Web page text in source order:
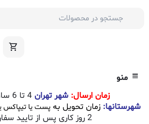
منو
زمان ارسال:شهر تهران 4 تا 6 ساعت کاری
شهرستانها: زمان تحویل به پست یا تیپاکس
2 روز کاری پس از تایید سفارش